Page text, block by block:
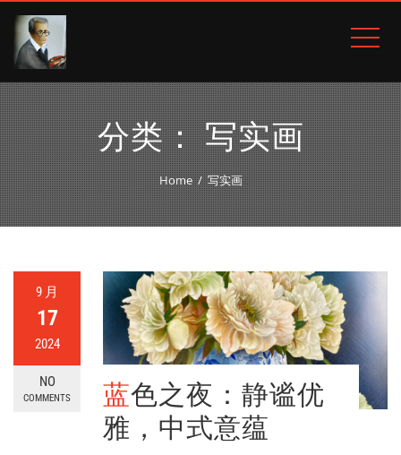
分类：写实画
Home 写实画
9 月
17
2024
NO
COMMENTS
蓝色之夜：静谧优
雅，中式意蕴